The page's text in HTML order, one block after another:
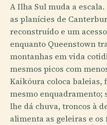
A Ilha Sul muda a
as planícies de
reconstruído e um
enquanto Queenstown
montanhas em vida
mesmos picos com
Kaikōura coloca baleias,
mesmo enquadramento;
lhe dá chuva, troncos à
alimenta as geleiras e os